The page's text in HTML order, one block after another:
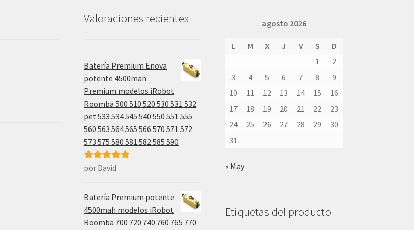
Valoraciones recientes
Batería Premium Enova
potente 4500mah
Premium modelos iRobot
Roomba 500 510 520 530 531 532
pet 533 534 545 540 550 551 555
560 563 564 565 566 570 571 572
573 575 580 581 582 585 590
Valorado con
por David
Batería Premium potente
4500mah modelos iRobot
Roomba 700 720 740 760 765 770
agosto 2026
L M X J V S
D
1
2
3
4 5 6 7 8
9
10
11 12 13 14 15
16
17
18 19 20 21 22
23
24
25 26 27 28 29
30
31
« May
Etiquetas del producto